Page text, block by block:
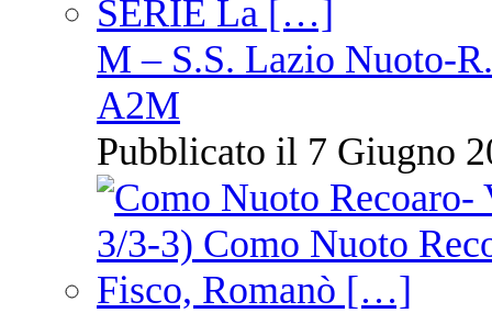
M – S.S. Lazio Nuoto-
A2M
Pubblicato il 7 Giugno